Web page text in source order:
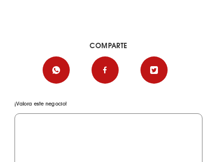
¡Valora este negocio!
COMPARTE